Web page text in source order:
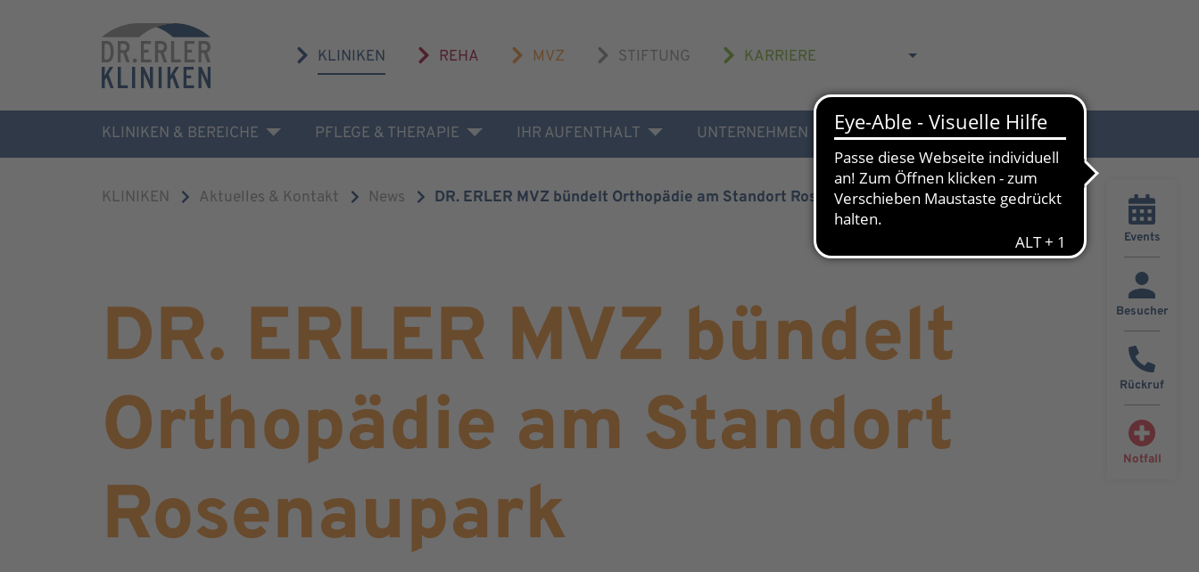
KLINIKEN REHA MVZ STIFTUNG KARRIERE
KLINIKEN & BEREICHE PFLEGE & THERAPIE IHR AUFENTHALT UNTERNEHMEN AKTUELLES & KONTAKT
Events
Besucher
Rückruf
Notfall
KLINIKEN Aktuelles & Kontakt News DR. ERLER MVZ bündelt Orthopädie am Standort Rosenaupark
DR. ERLER MVZ bündelt
Orthopädie am Standort
Rosenaupark